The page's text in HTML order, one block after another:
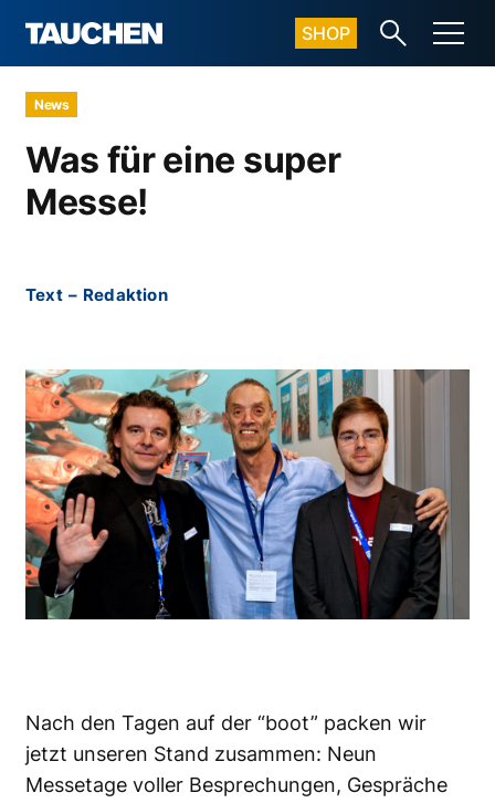
SHOP
News
Was für eine super
Messe!
Text – Redaktion
Nach den Tagen auf der “boot” packen wir
jetzt unseren Stand zusammen: Neun
Messetage voller Besprechungen, Gespräche